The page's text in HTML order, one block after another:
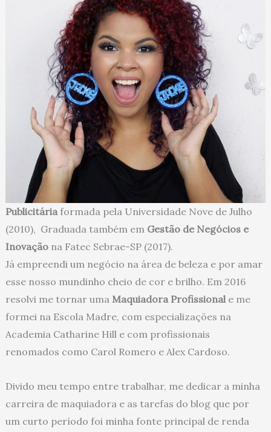
Publicitáriaformada pela Universidade Nove de Julho
(2010), Graduada também em Gestão de Negócios e
Inovaçãona Fatec Sebrae-SP (2017).
Já empreendi um negócio na área de beleza e por amar
esse nosso mundinho cheio de cor e brilho. Em 2016
resolvi me tornar uma Maquiadora Profissionale me
formei na Escola Madre, com especializações na
Academia Catharine Hill e com profissionais
renomados como Carol Romero e Alex Cardoso.
Divido meu tempo entre trabalhar, me dedicar a minha
carreira de maquiadora e as tarefas do blog que por
um curto período foi minha fonte principal de renda